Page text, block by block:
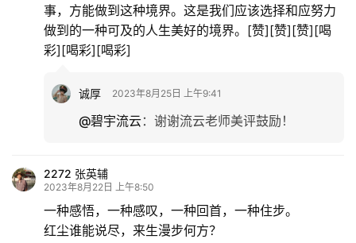
事，方能做到这种境界。这是我们应该选择和应努力
做到的一种可及的人生美好的境界。[赞][赞][赞][喝
彩][喝彩][喝彩]
诚厚 2023年8月25日 上午9:41
@碧宇流云： 谢谢流云老师美评鼓励！
2272 张英辅
2023年8月22日 上午8:50
一种感悟，一种感叹，一种回首，一种住步。
红尘谁能说尽，来生漫步何方？